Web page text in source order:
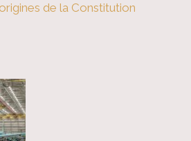
de personnes
manifestations :
étape pour
de la Constitution